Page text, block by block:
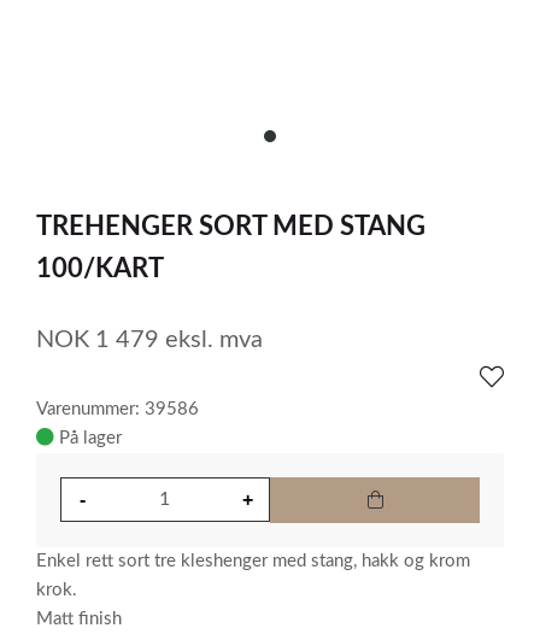
item
1
TREHENGER SORT MED STANG
100/KART
NOK 1 479 eksl. mva
Varenummer: 39586
På lager
Enkel rett sort tre kleshenger med stang, hakk og krom
krok.
Matt finish